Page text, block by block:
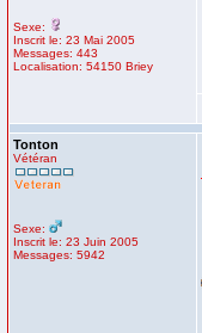
Sexe:
Inscrit le: 23 Mai 2005
Messages: 443
Localisation: 54150 Briey
Tonton
Vétéran
Sexe:
Inscrit le: 23 Juin 2005
Messages: 5942